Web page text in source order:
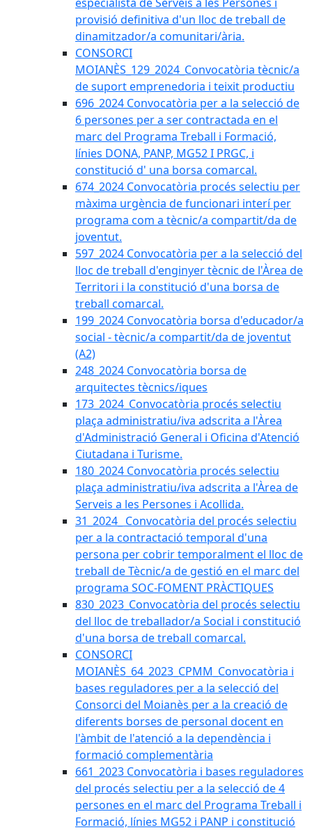
provisió definitiva d'un lloc de treball de
dinamitzador/a comunitari/ària.
CONSORCI
MOIANÈS_129_2024_Convocatòria tècnic/a
de suport emprenedoria i teixit productiu
696_2024 Convocatòria per a la selecció de
6 persones per a ser contractada en el
marc del Programa Treball i Formació,
línies DONA, PANP, MG52 I PRGC, i
constitució d' una borsa comarcal.
674_2024 Convocatòria procés selectiu per
màxima urgència de funcionari interí per
programa com a tècnic/a compartit/da de
joventut.
597_2024 Convocatòria per a la selecció del
lloc de treball d'enginyer tècnic de l'Àrea de
Territori i la constitució d'una borsa de
treball comarcal.
199_2024 Convocatòria borsa d'educador/a
social - tècnic/a compartit/da de joventut
(A2)
248_2024 Convocatòria borsa de
arquitectes tècnics/iques
173_2024_Convocatòria procés selectiu
plaça administratiu/iva adscrita a l'Àrea
d'Administració General i Oficina d'Atenció
Ciutadana i Turisme.
180_2024 Convocatòria procés selectiu
plaça administratiu/iva adscrita a l'Àrea de
Serveis a les Persones i Acollida.
31_2024_ Convocatòria del procés selectiu
per a la contractació temporal d'una
persona per cobrir temporalment el lloc de
treball de Tècnic/a de gestió en el marc del
programa SOC-FOMENT PRÀCTIQUES
830_2023_Convocatòria del procés selectiu
del lloc de treballador/a Social i constitució
d'una borsa de treball comarcal.
CONSORCI
MOIANÈS_64_2023_CPMM_Convocatòria i
bases reguladores per a la selecció del
Consorci del Moianès per a la creació de
diferents borses de personal docent en
l'àmbit de l'atenció a la dependència i
formació complementària
661_2023 Convocatòria i bases reguladores
del procés selectiu per a la selecció de 4
persones en el marc del Programa Treball i
Formació, línies MG52 i PANP i constitució